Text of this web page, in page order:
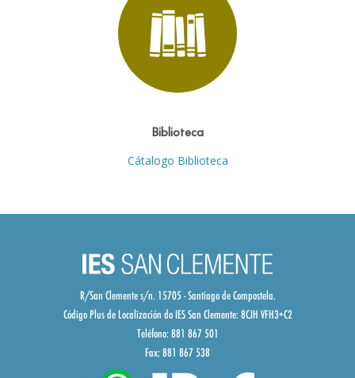
Biblioteca
Cátalogo Biblioteca
R/San Clemente s/n. 15705 - Santiago de Compostela.
Código Plus de Localización do IES San Clemente:8CJH VFH3+C2
Teléfono: 881 867 501
Fax: 881 867 538